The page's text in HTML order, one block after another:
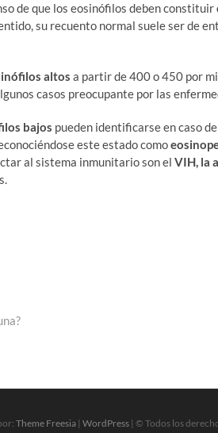
de que los eosinófilos deben constituir
su recuento normal suele ser de
altos a partir de 400 o 450 por
casos preocupante por las
bajos pueden identificarse en caso
este estado como
al sistema inmunitario son el VIH, la
Theme Freesia | WordPress | © Todos los